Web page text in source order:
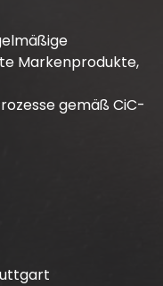
Markenprodukte,
gemäß CiC-